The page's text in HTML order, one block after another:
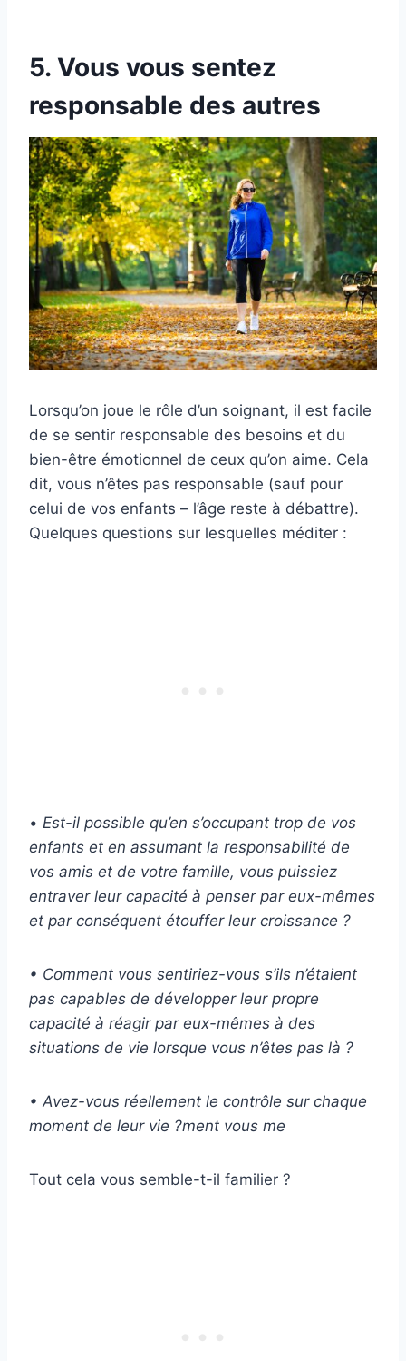
5. Vous vous sentez
responsable des autres
Lorsqu’on joue le rôle d’un soignant, il est facile
de se sentir responsable des besoins et du
bien-être émotionnel de ceux qu’on aime. Cela
dit, vous n’êtes pas responsable (sauf pour
celui de vos enfants – l’âge reste à débattre).
Quelques questions sur lesquelles méditer :
• Est-il possible qu’en s’occupant trop de vos
enfants et en assumant la responsabilité de
vos amis et de votre famille, vous puissiez
entraver leur capacité à penser par eux-mêmes
et par conséquent étouffer leur croissance ?
• Comment vous sentiriez-vous s’ils n’étaient
pas capables de développer leur propre
capacité à réagir par eux-mêmes à des
situations de vie lorsque vous n’êtes pas là ?
• Avez-vous réellement le contrôle sur chaque
moment de leur vie ?ment vous me
Tout cela vous semble-t-il familier ?